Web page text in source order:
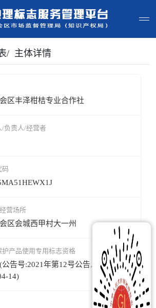
/ 主体详情
区丰泽柑桔专业合作社
/负责人/经营者
码
营场所
区会城西甲村大一州
护产品使用专用标志资格
告号:2021年第12号公告,公告时
14)